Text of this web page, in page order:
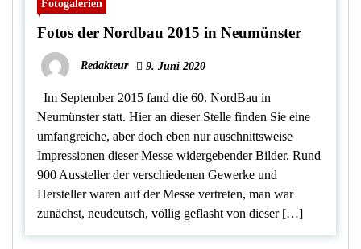
Fotogalerien
Fotos der Nordbau 2015 in Neumünster
Redakteur 9. Juni 2020
Im September 2015 fand die 60. NordBau in
Neumünster statt. Hier an dieser Stelle finden Sie eine
umfangreiche, aber doch eben nur auschnittsweise
Impressionen dieser Messe widergebender Bilder. Rund
900 Aussteller der verschiedenen Gewerke und
Hersteller waren auf der Messe vertreten, man war
zunächst, neudeutsch, völlig geflasht von dieser […]